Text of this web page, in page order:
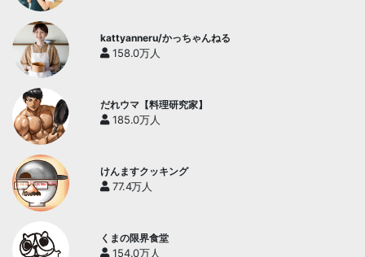
kattyanneru/かっちゃんねる
158.0万人
だれウマ【料理研究家】
185.0万人
けんますクッキング
77.4万人
くまの限界食堂
154.0万人